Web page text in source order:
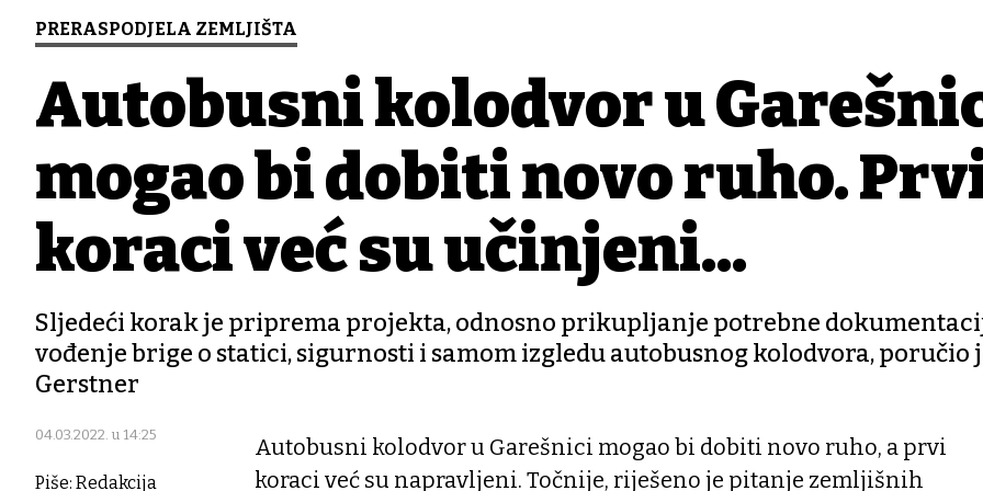
PRERASPODJELA ZEMLJIŠTA
Autobusni kolodvor u
mogao bi dobiti novo ruho.
koraci već su učinjeni...
Sljedeći korak je priprema projekta, odnosno prikupljanje potrebne
vođenje brige o statici, sigurnosti i samom izgledu autobusnog kolodvora, poručio
Gerstner
04.03.2022. u 14:25
Piše: Redakcija
Autobusni kolodvor u Garešnici mogao bi dobiti novo ruho, a prvi
koraci već su napravljeni. Točnije, riješeno je pitanje zemljišnih